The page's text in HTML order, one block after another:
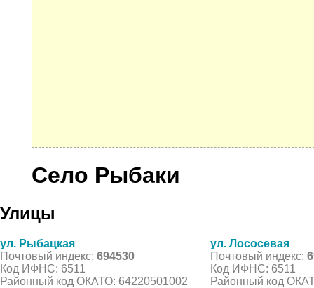
Село Рыбаки
Улицы
ул. Рыбацкая
Почтовый индекс: 694530
Код ИФНС: 6511
Районный код ОКАТО: 64220501002
ул. Лососевая
Почтовый индекс:
Код ИФНС: 6511
Районный код